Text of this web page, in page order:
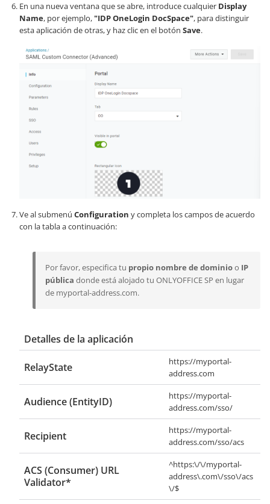
En una nueva ventana que se abre, introduce cualquier Display
Name, por ejemplo,"IDP OneLogin DocSpace", para distinguir
esta aplicación de otras, y haz clic en el botón Save.
Ve al submenú Configuration y completa los campos de acuerdo
con la tabla a continuación:
Por favor, especifica tu propio nombre de dominioo IP
pública donde está alojado tu ONLYOFFICE SP en lugar
de myportal-address.com.
Detalles de la aplicación
RelayState
https://myportal-
address.com
Audience (EntityID)
https://myportal-
address.com/sso/
Recipient
https://myportal-
address.com/sso/acs
ACS (Consumer) URL
Validator*
^https:\/\/myportal-
address\.com\/sso\/acs
\/$